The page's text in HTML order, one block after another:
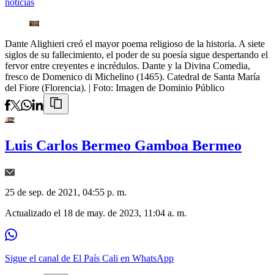
noticias
Dante Alighieri creó el mayor poema religioso de la historia. A siete
siglos de su fallecimiento, el poder de su poesía sigue despertando el
fervor entre creyentes e incrédulos. Dante y la Divina Comedia,
fresco de Domenico di Michelino (1465). Catedral de Santa María
del Fiore (Florencia). | Foto: Imagen de Dominio Público
Luis Carlos Bermeo Gamboa Bermeo
25 de sep. de 2021, 04:55 p. m.
Actualizado el 18 de may. de 2023, 11:04 a. m.
Sigue el canal de El País Cali en WhatsApp